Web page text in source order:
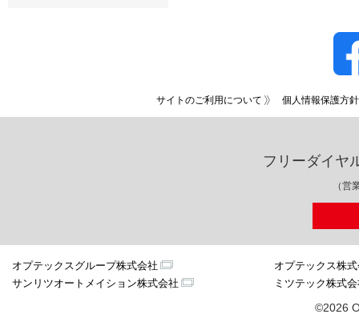
サイトのご利用について 個人情報保護方針
フリーダイヤ
（営
オプテックスグループ株式会社
オプテックス株
サンリツオートメイション株式会社
ミツテック株式
©2026